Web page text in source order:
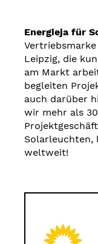
Energieja für
Leipzig, die
am Markt
begleiten
auch darüber
wir mehr als
Solarleuchten,
weltweit!